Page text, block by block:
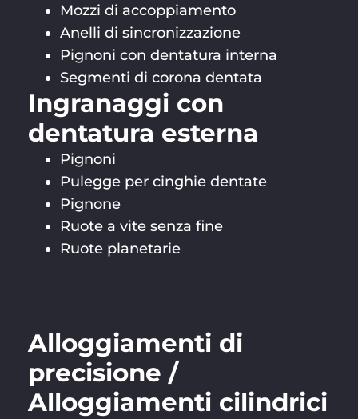
Mozzi di accoppiamento
Anelli di sincronizzazione
Pignoni con dentatura interna
Segmenti di corona dentata
Ingranaggi con
dentatura esterna
Pignoni
Pulegge per cinghie dentate
Pignone
Ruote a vite senza fine
Ruote planetarie
Alloggiamenti di
precisione /
Alloggiamenti cilindrici